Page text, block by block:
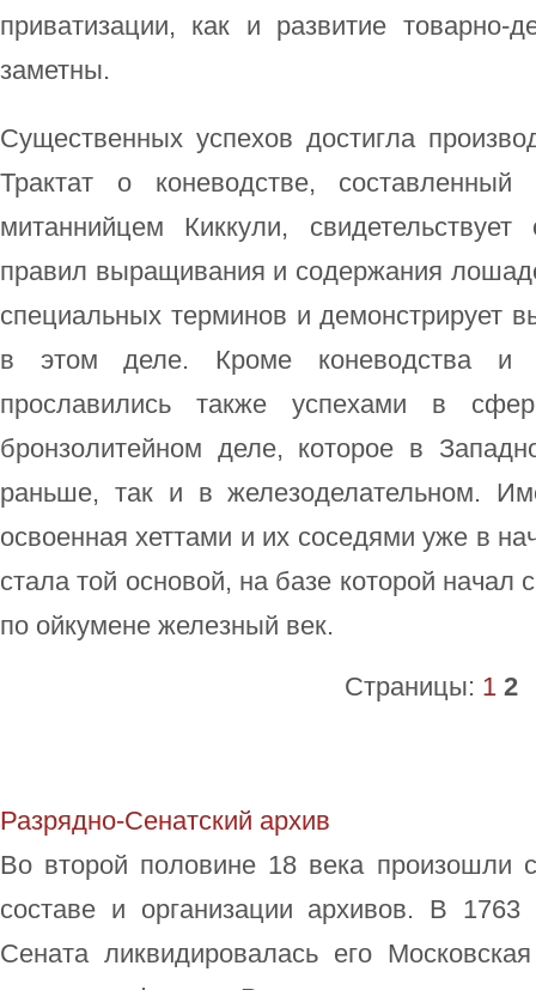
приватизации, как и развитие
заметны.
Существенных успехов достигла
Трактат о коневодстве,
митаннийцем Киккули,
правил выращивания и содержания
специальных терминов и демонстрирует
в этом деле. Кроме коневодства и
прославились также успехами в
бронзолитейном деле, которое в
раньше, так и в железоделательном.
освоенная хеттами и их соседями уже в
стала той основой, на базе которой начал
по ойкумене железный век.
Страницы: 1 2
Разрядно-Сенатский архив
Во второй половине 18 века произошли
составе и организации архивов. В
Сената ликвидировалась его